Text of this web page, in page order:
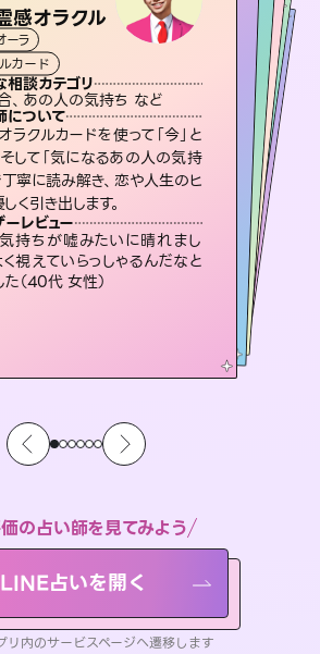
感オラクル
ーラ
カード
相談カテゴリ
、あの人の気持ち など
について
クルカードを使って「今」と
そして「気になるあの人の気持
丁寧に読み解き、恋や人生のヒ
く引き出します。
レビュー
持ちが嘘みたいに晴れまし
視えていらっしゃるんだなと
（40代 女性）
イリス -iris-
西洋占星術
ルーン
得意な相談カテゴリ
総合、片想い、二人の未来 など
占い師について
、恋愛、不倫の行方、同性愛や片
、仕事関係や借金問題まで知りた
とや心の負担になっていることを
き、背中をそっと押して導きます。
ーザーレビュー
感のあり、言い切ってくれる所や濁
い鑑定のおかげで、毎回自分の気
を整えられます（30代 男性）
彗望
霊視・オーラ
スピリチュアル・リーディング
得意な相談カテゴリ
片想い、あの人の気持ち、復縁 など
占い師について
3,700年以上の歴史を持つ東洋最古の
占術「易占」で詳細まで占い、幸せへ向
かう道筋を示します。厳しい結果にも具
体的な対策をお伝えします。
ユーザーレビュー
複雑な背景もしっかり聞いて鑑定して
いただけました。気持ちが楽になりまし
た（50代 女性）
とうげんみう
霊視・オーラ
スピリチュアル・リーディング
得意な相談カテゴリ
片想い、あの人の気持ち、復縁 など
占い師について
恋愛のお悩みの中でも特に「曖昧な関係」の相談を得意としており、友達以上恋人未満なお相手との今後や本音を丁寧に読み解き恋愛成就へと導きます。
ユーザーレビュー
鑑定していただいてアドバイス通りに行
動すると仲が復活してきました。ありが
とうございました（40代 女性）
セラピスト理恵
スピリチュアル・リーディング
得意な相談カテゴリ
片想い、二人の未来、年の差 など
占い師について
連絡再開、復縁、成就などの報告実績
多数。セラピストとして2万超の施術経
験があるからこそできる鑑定で、より良
い未来をサポートします。
ユーザーレビュー
とても心温まる鑑定でした。しかもこち
らは何も言っていないのに視えていらっ
しゃるんだなと驚きです（30代女性）
霊視・オーラ 心理学
スピリチュアル・リーディング
得意な相談カテゴリ
出逢い、片想い、復縁 など
占い師について
未来には何パターンもの選択肢があり
ます。不安で視えにくくなっているあな
たの素敵な未来を見つけ、その未来を
選択できるようアドバイスします。
ユーザーレビュー
職場の人の性質や人間関係、本心など
本当によく視えていてびっくり。対策が
打てて前向きになれます（40代）
の占い師を見てみよう
LINE占いを開く
内のサービスページへ遷移します